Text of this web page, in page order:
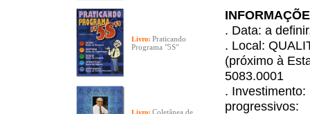
Livro: Praticando
Programa "5S"
Livro: Coletânea de
. Data: a
. Local:
(próximo à
5083.0001
.
progressivos: